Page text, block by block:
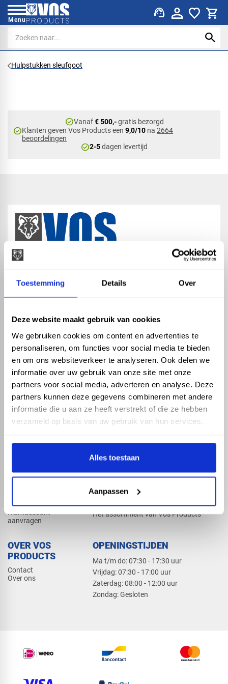
Toestemming Details Over
Deze website maakt gebruik van cookies
We gebruiken cookies om content en advertenties te
personaliseren, om functies voor social media te bieden
en om ons websiteverkeer te analyseren. Ook delen we
informatie over uw gebruik van onze site met onze
partners voor social media, adverteren en analyse. Deze
partners kunnen deze gegevens combineren met andere
informatie die u aan ze heeft verstrekt of die ze hebben
verzameld op basis van uw gebruik van hun services.
Alles toestaan
Aanpassen
Menu support_agent
Hulpstukken sleufgoot
check_circleVanaf€ 500,-gratis bezorgd
check_circleKlanten geven Vos Products een9,0/10 na2664
beoordelingen
check_circle2-5dagen levertijd
ASSORTIMENT
Hemelwaterafvoer
Drukleiding
Beregening
Dak en gevel
KENNIS EN HULP
Klantenservice
Kennisbank
Klantaccount
aanvragen
PRODUCTCATALOGUS 2026
Het assortiment van Vos Products
OVER VOS
PRODUCTS
Contact
Over ons
OPENINGSTIJDEN
Ma t/m do: 07:30 - 17:30 uur
​Vrijdag: 07:30 - 17:00 uur
​Zaterdag: 08:00 - 12:00 uur
​Zondag: Gesloten
phone_enabled +31 416 75 02 55
mail info@vosproducts.nl
check_circleDé bouwmarkt van Altena
check_circle Direct uit grote voorraad geleverd met eigen transport
check_circleLevering in NL en BE